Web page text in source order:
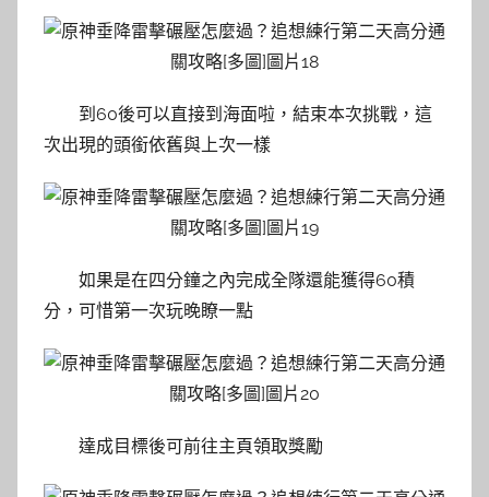
到60後可以直接到海面啦，結束本次挑戰，這
次出現的頭銜依舊與上次一樣
如果是在四分鐘之內完成全隊還能獲得60積
分，可惜第一次玩晚瞭一點
達成目標後可前往主頁領取獎勵